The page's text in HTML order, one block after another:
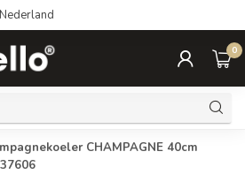
0
CHAMPAGNE 40cm